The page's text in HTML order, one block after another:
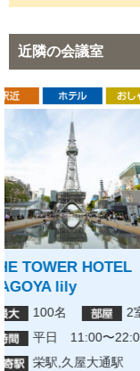
近隣の会議室
栄駅チカ 栄駅前
20名
08:00-22:00
栄駅